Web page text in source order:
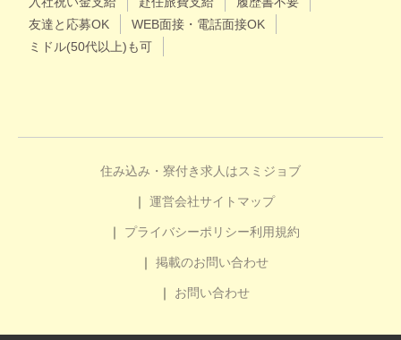
友達と応募OK
WEB面接・電話面接OK
ミドル(50代以上)も可
住み込み・寮付き求人はスミジョブ
運営会社サイトマップ
プライバシーポリシー利用規約
掲載のお問い合わせ
お問い合わせ